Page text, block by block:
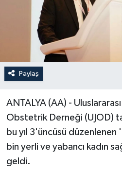
Paylaş
ANTALYA (AA) -
Obstetrik Derneği (UJOD)
bu yıl 3'üncüsü
bin yerli ve yabancı kadın
geldi.